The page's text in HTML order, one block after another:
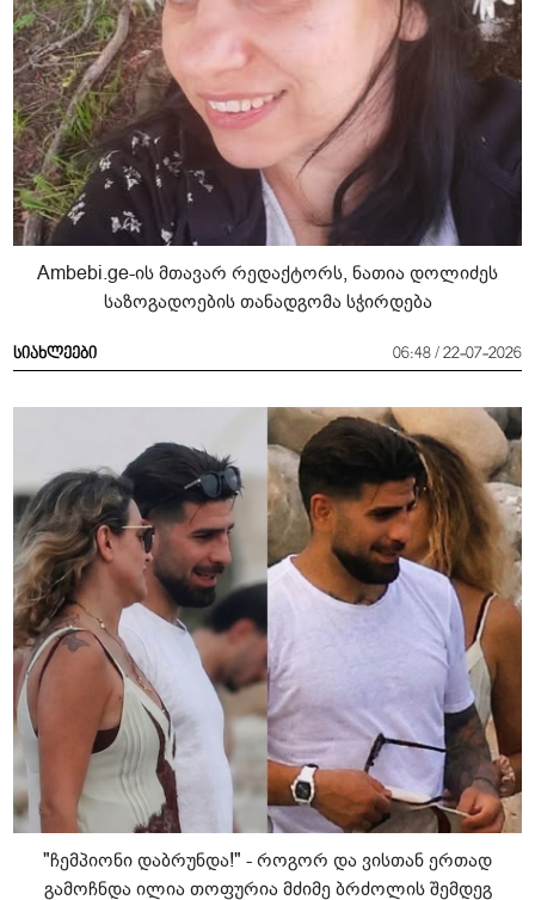
Ambebi.ge-ის მთავარ რედაქტორს, ნათია დოლიძეს
საზოგადოების თანადგომა სჭირდება
სიახლეები 06:48 / 22-07-2026
"ჩემპიონი დაბრუნდა!" - როგორ და ვისთან ერთად
გამოჩნდა ილია თოფურია მძიმე ბრძოლის შემდეგ